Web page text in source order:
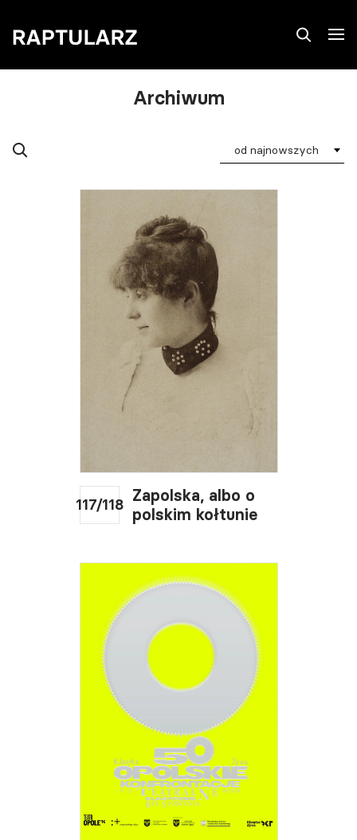
Archiwum
od najnowszych
117/118 Zapolska, albo o
polskim kołtunie